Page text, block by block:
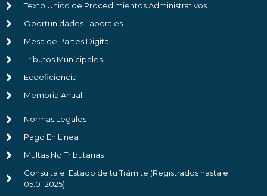
Texto Único de Procedimientos Administrativos
Oportunidades Laborales
Mesa de Partes Digital
Tributos Municipales
Ecoeficiencia
Memoria Anual
Normas Legales
Pago En Línea
Multas No Tributarias
Consulta el Estado de tu Trámite (Registrados hasta el
05.01.2025)